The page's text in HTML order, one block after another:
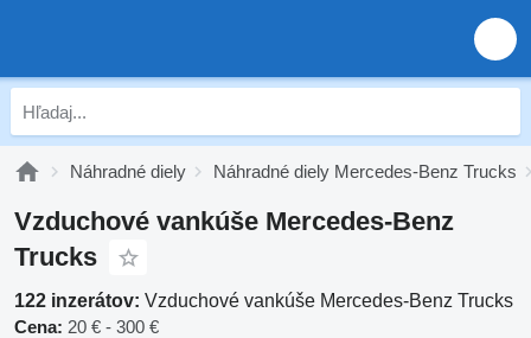
Náhradné diely Náhradné diely Mercedes-Benz Trucks
Vzduchové vankúše Mercedes-Benz
Trucks
122 inzerátov: Vzduchové vankúše Mercedes-Benz Trucks
Cena: 20 € - 300 €